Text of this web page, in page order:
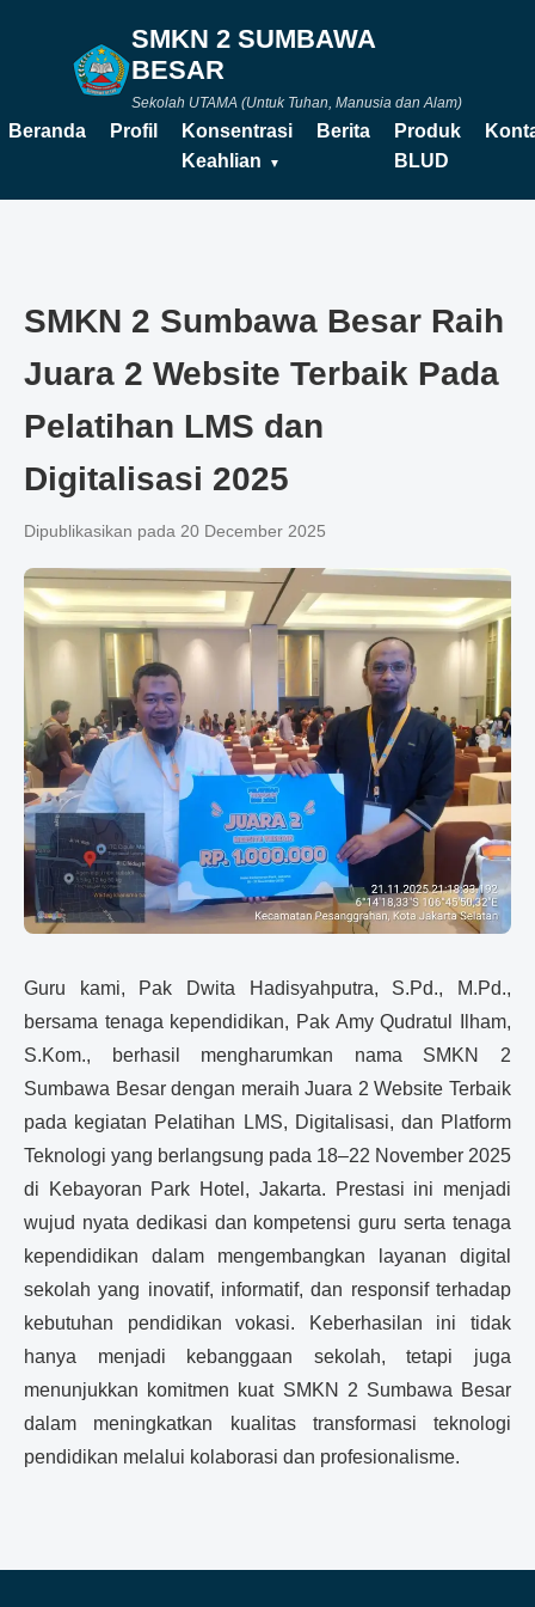
SMKN 2 SUMBAWA
BESAR
Sekolah UTAMA (Untuk Tuhan, Manusia dan Alam)
Beranda Profil
Konsentrasi
Keahlian
Berita
Produk
BLUD
SMKN 2 Sumbawa Besar Raih
Juara 2 Website Terbaik Pada
Pelatihan LMS dan
Digitalisasi 2025
Dipublikasikan pada 20 December 2025
Guru kami, Pak Dwita Hadisyahputra, S.Pd., M.Pd.,
bersama tenaga kependidikan, Pak Amy Qudratul Ilham,
S.Kom., berhasil mengharumkan nama SMKN 2
Sumbawa Besar dengan meraih Juara 2 Website Terbaik
pada kegiatan Pelatihan LMS, Digitalisasi, dan Platform
Teknologi yang berlangsung pada 18–22 November 2025
di Kebayoran Park Hotel, Jakarta. Prestasi ini menjadi
wujud nyata dedikasi dan kompetensi guru serta tenaga
kependidikan dalam mengembangkan layanan digital
sekolah yang inovatif, informatif, dan responsif terhadap
kebutuhan pendidikan vokasi. Keberhasilan ini tidak
hanya menjadi kebanggaan sekolah, tetapi juga
menunjukkan komitmen kuat SMKN 2 Sumbawa Besar
dalam meningkatkan kualitas transformasi teknologi
pendidikan melalui kolaborasi dan profesionalisme.